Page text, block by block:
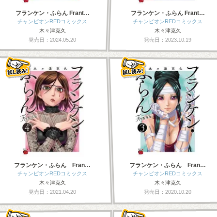
フランケン・ふらん Frant…
チャンピオンREDコミックス
木々津克久
発売日：2024.05.20
フランケン・ふらん Frant…
チャンピオンREDコミックス
木々津克久
発売日：2023.10.19
フランケン・ふらん Fran…
チャンピオンREDコミックス
木々津克久
発売日：2021.04.20
フランケン・ふらん Fran…
チャンピオンREDコミックス
木々津克久
発売日：2020.10.20